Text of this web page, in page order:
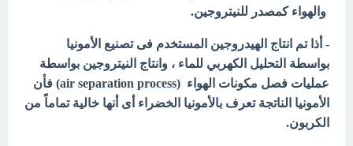
والهواء كمصدر للنيتروجين.
- أذا تم انتاج الهيدروجين المستخدم فى تصنيع الأمونيا
بواسطة التحليل الكهربي للماء ، وانتاج النيتروجين بواسطة
عمليات فصل مكونات الهواء (air separation process) فأن
الأمونيا الناتجة تعرف بالأمونيا الخضراء أى أنها خالية تماماً من
الكربون.